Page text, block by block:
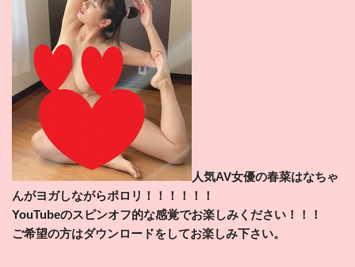
人気AV女優の春菜はなちゃ
んがヨガしながらポロリ ！！！！！！
YouTubeのスピンオフ的な感覚でお楽しみください ！！！
ご希望の方はダウンロードをしてお楽しみ下さい。